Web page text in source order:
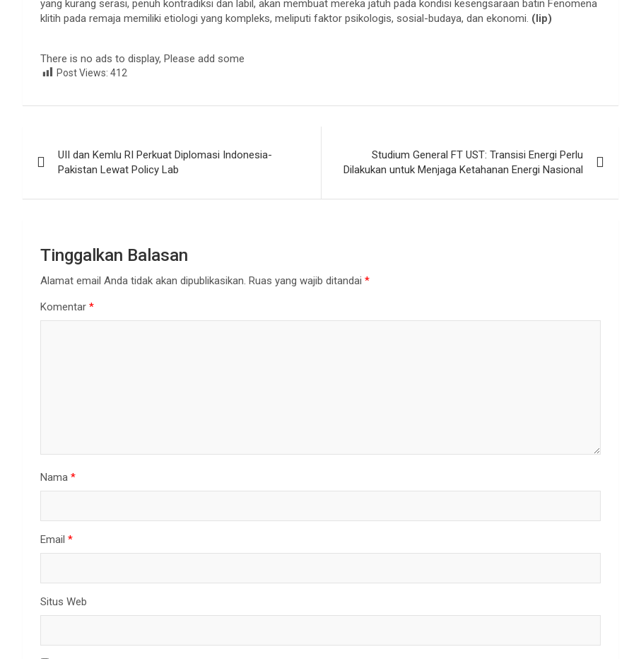
yang kurang serasi, penuh kontradiksi dan labil, akan membuat mereka jatuh pada kondisi kesengsaraan batin Fenomena
klitih pada remaja memiliki etiologi yang kompleks, meliputi faktor psikologis, sosial-budaya, dan ekonomi. (lip)
There is no ads to display, Please add some
Post Views: 412
pos
UII dan Kemlu RI Perkuat Diplomasi Indonesia-
Pakistan Lewat Policy Lab
Studium General FT UST: Transisi Energi Perlu
Dilakukan untuk Menjaga Ketahanan Energi Nasional
Tinggalkan Balasan
Alamat email Anda tidak akan dipublikasikan. Ruas yang wajib ditandai *
Komentar *
Nama *
Email *
Situs Web